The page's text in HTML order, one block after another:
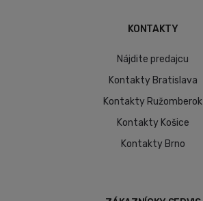
KONTAKTY
Nájdite predajcu
Kontakty Bratislava
Kontakty Ružomberok
Kontakty Košice
Kontakty Brno